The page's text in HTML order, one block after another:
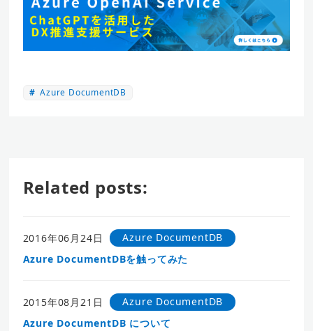
Azure DocumentDB
Related posts:
2016年06月24日
Azure DocumentDB
Azure DocumentDBを触ってみた
2015年08月21日
Azure DocumentDB
Azure DocumentDB について